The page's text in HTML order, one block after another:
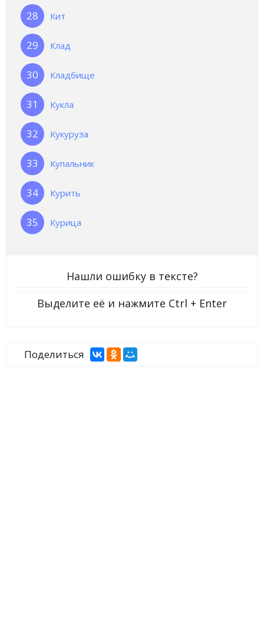
Кит
Клад
Кладбище
Кукла
Кукуруза
Купальник
Курить
Курица
Нашли ошибку в тексте?
Выделите её и нажмите Ctrl + Enter
Поделиться